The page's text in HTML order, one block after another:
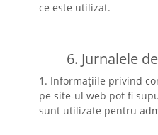
ce este utilizat.
6. Jurnalele
1. Informațiile privind
pe site-ul web pot fi
sunt utilizate pentru